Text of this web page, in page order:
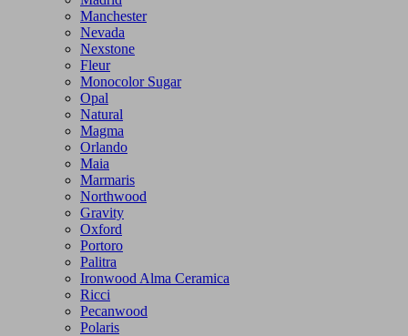
Manchester
Nevada
Nexstone
Fleur
Monocolor Sugar
Opal
Natural
Magma
Orlando
Maia
Marmaris
Northwood
Gravity
Oxford
Portoro
Palitra
Ironwood Alma Ceramica
Ricci
Pecanwood
Polaris